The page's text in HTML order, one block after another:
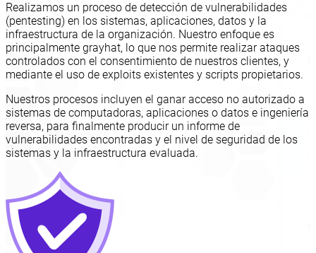
Realizamos un proceso de detección de vulnerabilidades
(pentesting) en los sistemas, aplicaciones, datos y la
infraestructura de la organización. Nuestro enfoque es
principalmente grayhat, lo que nos permite realizar ataques
controlados con el consentimiento de nuestros clientes, y
mediante el uso de exploits existentes y scripts propietarios.
Nuestros procesos incluyen el ganar acceso no autorizado a
sistemas de computadoras, aplicaciones o datos e ingeniería
reversa, para finalmente producir un informe de
vulnerabilidades encontradas y el nivel de seguridad de los
sistemas y la infraestructura evaluada.